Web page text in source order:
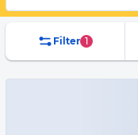
Filter 1